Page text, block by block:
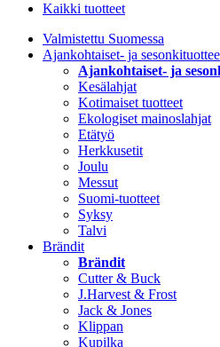
Kaikki tuotteet
Valmistettu Suomessa
Ajankohtaiset- ja
Ajankohtaiset- ja
Kesälahjat
Kotimaiset tuotteet
Ekologiset mainoslahjat
Etätyö
Herkkusetit
Joulu
Messut
Suomi-tuotteet
Syksy
Talvi
Brändit
Brändit
Cutter & Buck
J.Harvest & Frost
Jack & Jones
Klippan
Kupilka